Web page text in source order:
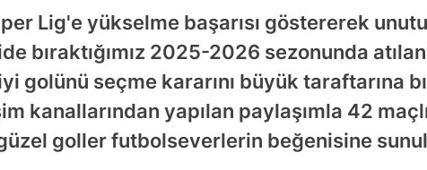
Aydın
Balıkesir
Bilecik
Bingöl
Lig'e yükselme başarısı göstererek
bıraktığımız 2025-2026 sezonunda
golünü seçme kararını büyük taraftarına
kanallarından yapılan paylaşımla 42
goller futbolseverlerin beğenisine